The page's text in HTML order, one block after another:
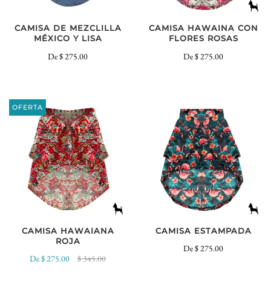
CAMISA DE MEZCLILLA
MÉXICO Y LISA
De$ 275.00
CAMISA HAWAINA CON
FLORES ROSAS
De$ 275.00
OFERTA
CAMISA HAWAIANA
ROJA
De$ 275.00 $ 345.00
CAMISA ESTAMPADA
De$ 275.00